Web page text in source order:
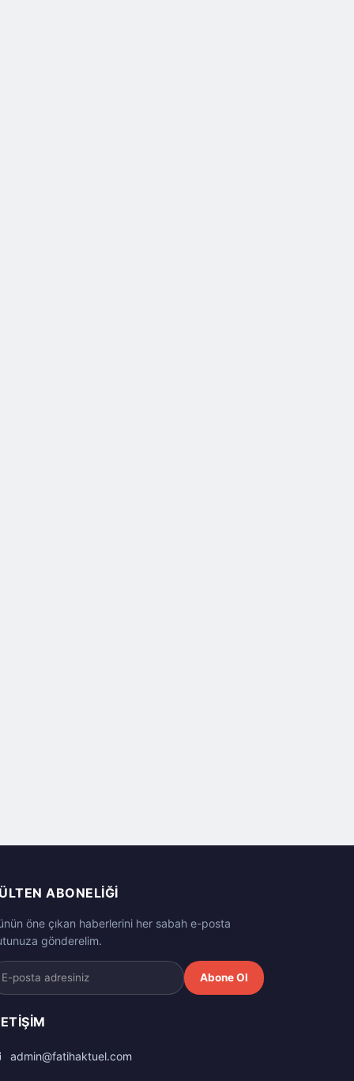
ABONELIĞI
öne çıkan haberlerini her sabah e-posta
gönderelim.
Abone Ol
admin@fatihaktuel.com